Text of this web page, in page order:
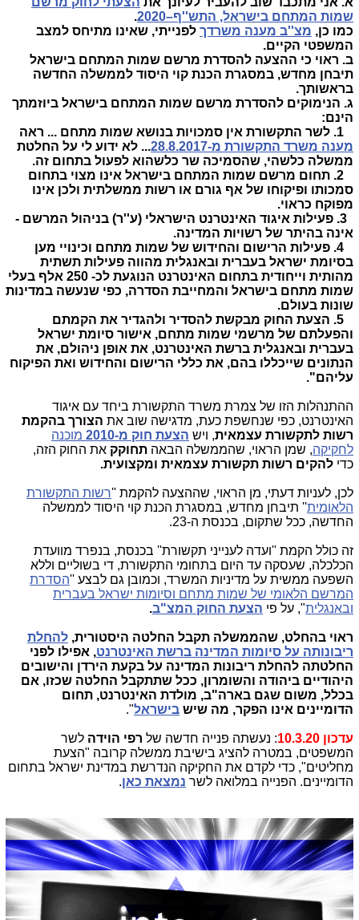
שמות המתחם בישראל, התש''ף–2020
.
כמו כן, מצ''ב מענה משרדך לפנייתי, שאינו מתיחס למצב
המשפטי הקיים.
ב. ראוי כי ההצעה להסדרת מרשם שמות המתחם בישראל
תיבחן מחדש, במסגרת הכנת קוי היסוד לממשלה החדשה
בראשותך.
ג. הנימוקים להסדרת מרשם שמות המתחם בישראל ביוזמתך
הינם:
מענה משרד התקשורת מ-28.8.2017
... לא ידוע לי על החלטת
ממשלה כלשהי, שהסמיכה שר כלשהוא לפעול בתחום זה.
2. תחום מרשם שמות המתחם בישראל אינו מצוי בתחום
סמכותו ופיקוחו של אף גורם או רשות ממשלתית ולכן אינו
מפוקח כראוי.
3. פעילות איגוד האינטרנט הישראלי (ע''ר) בניהול המרשם -
אינה בהיתר של רשויות המדינה.
4. פעילות הרישום והחידוש של שמות מתחם וכינויי מען
בסיומת ישראל בעברית ובאנגלית מהווה פעילות תשתית
מהותית וייחודית בתחום האינטרנט הנוגעת לכ- 250 אלף בעלי
שמות מתחם בישראל והמחייבת הסדרה, כפי שנעשה במדינות
שונות בעולם.
5. הצעת החוק מבקשת להסדיר ולהגדיר את הקמתם
והפעלתם של מרשמי שמות מתחם, אישור סיומת ישראל
בעברית ובאנגלית ברשת האינטרנט, את אופן ניהולם, את
הנתונים שייכללו בהם, את כללי הרישום והחידוש ואת הפיקוח
עליהם".
ההתנהלות הזו של צמרת משרד התקשורת ביחד עם איגוד
האינטרנט, כפי שנחשפת כעת, מדגישה שוב את הצורך בהקמת
רשות לתקשורת עצמאית, ויש הצעת חוק מ-2010
מוכנה
לחקיקה, שמן הראוי, שהממשלה הבאה תחוקק את החוק הזה,
כדי להקים רשות תקשורת עצמאית ומקצועית.
לכן, לעניות דעתי, מן הראוי, שההצעה להקמת ''רשות התקשורת
הלאומית'' תיבחן מחדש, במסגרת הכנת קוי היסוד לממשלה
החדשה, ככל שתקום, בכנסת ה-23.
זה כולל הקמת ''ועדה לענייני תקשורת'' בכנסת, בנפרד מוועדת
הכלכלה, שעסקה עד היום בתחומי התקשורת, די בשוליים וללא
השפעה ממשית על מדיניות המשרד, וכמובן גם לבצע ''הסדרת
המרשם הלאומי של שמות מתחם וסיומות ישראל בעברית
ובאנגלית", על פי הצעת החוק המצ"ב.
ראוי בהחלט, שהממשלה תקבל החלטה היסטורית, להחלת
ריבונותה על סיומות המדינה ברשת האינטרנט, אפילו לפני
החלטתה להחלת ריבונות המדינה על בקעת הירדן והישובים
היהודיים ביהודה והשומרון, ככל שתתקבל החלטה שכזו, אם
בכלל, משום שגם בארה"ב, מולדת האינטרנט, תחום
הדומיינים אינו הפקר, מה שיש בישראל".
עדכון 10.3.20 : נעשתה פנייה חדשה של רפי הוידה לשר
המשפטים, במטרה להציג בישיבת ממשלה קרובה "הצעת
מחליטים", כדי לקדם את החקיקה הנדרשת במדינת ישראל בתחום
הדומיינים. הפנייה במלואה לשר נמצאת כאן.